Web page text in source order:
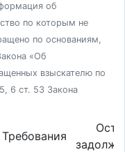
об
по которым не
по основаниям,
«Об
взыскателю по
6 ст. 53 Закона
Требования